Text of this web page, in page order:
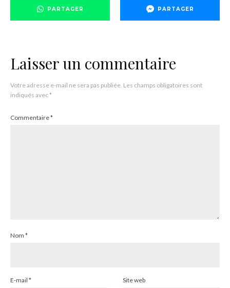
PARTAGER PARTAGER
Laisser un commentaire
Votre adresse e-mail ne sera pas publiée. Les champs obligatoires sont
indiqués avec*
Commentaire*
Nom *
E-mail * Site web